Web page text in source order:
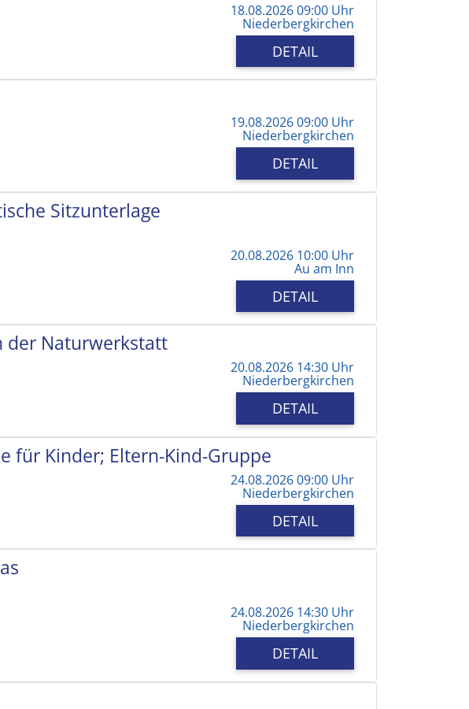
18.08.2026 09:00 Uhr
Niederbergkirchen
DETAIL
19.08.2026 09:00 Uhr
Niederbergkirchen
DETAIL
Sitzunterlage
20.08.2026 10:00 Uhr
Au am Inn
DETAIL
der Naturwerkstatt
20.08.2026 14:30 Uhr
Niederbergkirchen
DETAIL
für Kinder; Eltern-Kind-Gruppe
24.08.2026 09:00 Uhr
Niederbergkirchen
DETAIL
24.08.2026 14:30 Uhr
Niederbergkirchen
DETAIL